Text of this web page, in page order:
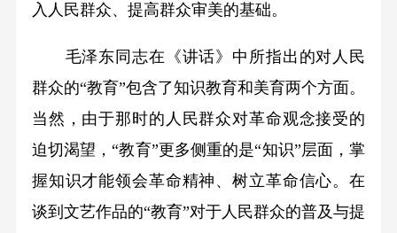
入人民群众、提高群众审美的基础。
毛泽东同志在《讲话》中所指出的对人民
群众的“教育”包含了知识教育和美育两个方面。
当然，由于那时的人民群众对革命观念接受的
迫切渴望，“教育”更多侧重的是“知识”层面，掌
握知识才能领会革命精神、树立革命信心。在
谈到文艺作品的“教育”对于人民群众的普及与提